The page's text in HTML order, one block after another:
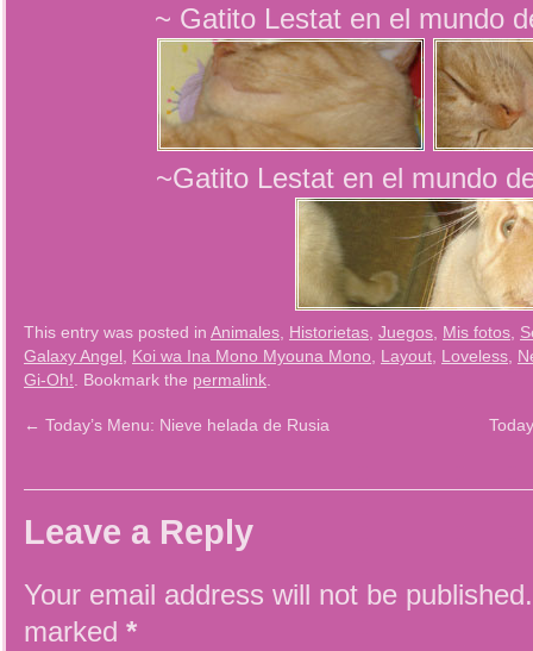
~ Gatito Lestat en el mundo
~Gatito Lestat en el mundo
This entry was posted in Animales Historietas Juegos Mis fotos
Galaxy Angel
Koi wa Ina Mono Myouna Mono Layout Loveless
Gi-Oh! . Bookmark the permalink
← Today’s Menu: Nieve helada de Rusia
Leave a Reply
Your email address will not be published.
marked *